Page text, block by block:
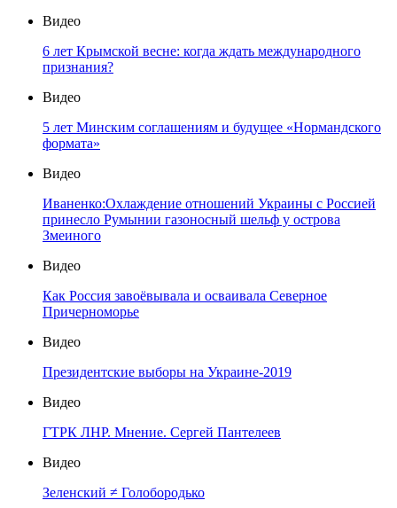
Видео
6 лет Крымской весне: когда ждать международного
признания?
Видео
5 лет Минским соглашениям и будущее «Нормандского
формата»
Видео
Иваненко:Охлаждение отношений Украины с Россией
принесло Румынии газоносный шельф у острова
Змеиного
Видео
Как Россия завоёвывала и осваивала Северное
Причерноморье
Видео
Президентские выборы на Украине-2019
Видео
ГТРК ЛНР. Мнение. Сергей Пантелеев
Видео
Зеленский ≠ Голобородько